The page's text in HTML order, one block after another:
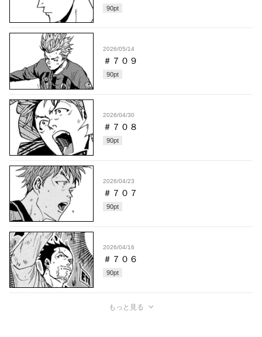
90pt
2026/05/14
＃７０９
90pt
2026/04/30
＃７０８
90pt
2026/04/23
＃７０７
90pt
2026/04/16
＃７０６
90pt
もっと見る